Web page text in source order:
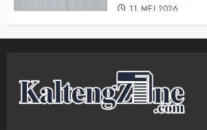
11 MEI 2026